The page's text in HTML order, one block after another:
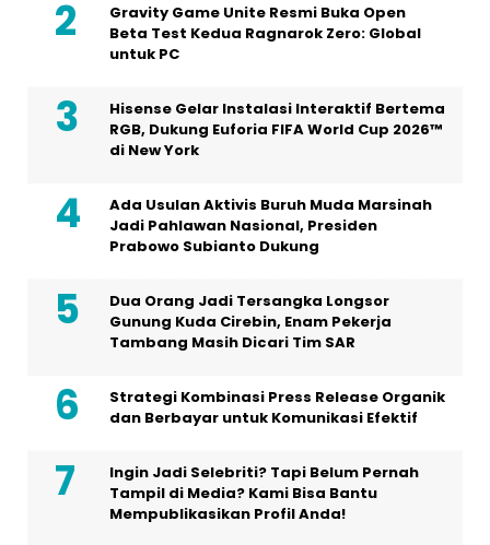
Gravity Game Unite Resmi Buka Open
Beta Test Kedua Ragnarok Zero: Global
untuk PC
Hisense Gelar Instalasi Interaktif Bertema
RGB, Dukung Euforia FIFA World Cup 2026™
di New York
Ada Usulan Aktivis Buruh Muda Marsinah
Jadi Pahlawan Nasional, Presiden
Prabowo Subianto Dukung
Dua Orang Jadi Tersangka Longsor
Gunung Kuda Cirebin, Enam Pekerja
Tambang Masih Dicari Tim SAR
Strategi Kombinasi Press Release Organik
dan Berbayar untuk Komunikasi Efektif
Ingin Jadi Selebriti? Tapi Belum Pernah
Tampil di Media? Kami Bisa Bantu
Mempublikasikan Profil Anda!